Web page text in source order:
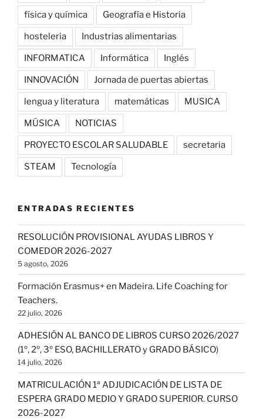
física y química Geografía e Historia
hosteleria Industrias alimentarias
INFORMATICA Informática Inglés
INNOVACIÓN Jornada de puertas abiertas
lengua y literatura matemáticas MUSICA
MÚSICA NOTICIAS
PROYECTO ESCOLAR SALUDABLE secretaria
STEAM Tecnología
ENTRADAS RECIENTES
RESOLUCIÓN PROVISIONAL AYUDAS LIBROS Y
COMEDOR 2026-2027
5 agosto, 2026
Formación Erasmus+ en Madeira. Life Coaching for
Teachers.
22 julio, 2026
ADHESIÓN AL BANCO DE LIBROS CURSO 2026/2027
(1º, 2º, 3º ESO, BACHILLERATO y GRADO BÁSICO)
14 julio, 2026
MATRICULACIÓN 1ª ADJUDICACIÓN DE LISTA DE
ESPERA GRADO MEDIO Y GRADO SUPERIOR. CURSO
2026-2027